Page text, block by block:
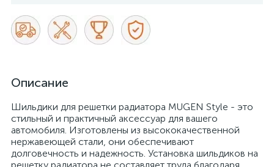
Описание
Шильдики для решетки радиатора MUGEN Style - это
стильный и практичный аксессуар для вашего
автомобиля. Изготовлены из высококачественной
нержавеющей стали, они обеспечивают
долговечность и надежность. Установка шильдиков на